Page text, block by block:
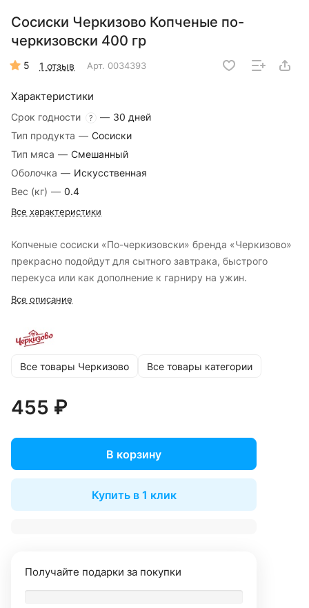
Сосиски Черкизово Копченые по-
черкизовски 400 гр
5 1 отзыв Арт. 0034393
Характеристики
Срок годности ? — 30 дней
Тип продукта — Сосиски
Тип мяса — Смешанный
Оболочка — Искусственная
Вес (кг) — 0.4
Все характеристики
Копченые сосиски «По-черкизовски» бренда «Черкизово»
прекрасно подойдут для сытного завтрака, быстрого
перекуса или как дополнение к гарниру на ужин.
Все описание
Все товары Черкизово Все товары категории
455 ₽
В корзину
Купить в 1 клик
Получайте подарки за покупки